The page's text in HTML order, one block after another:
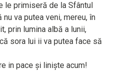
le primiseră de la Sfântul
va putea veni, mereu, în
prin lumina albă a lunii,
sora lui ii va putea face să
in pace și liniște acum!